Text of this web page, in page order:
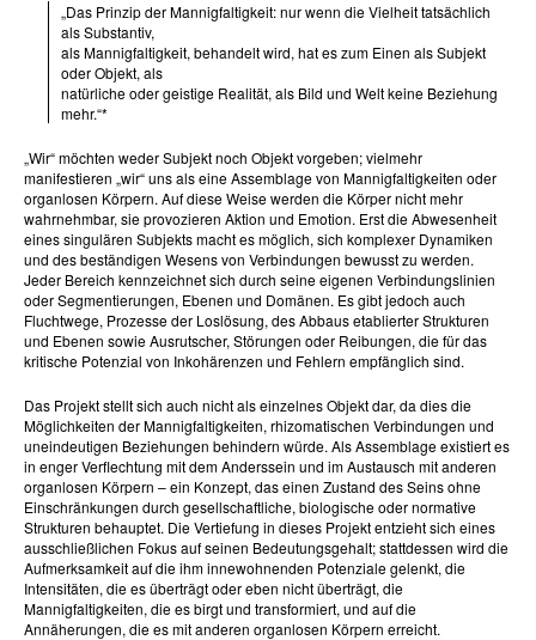
„Das Prinzip der Mannigfaltigkeit: nur wenn die Vielheit tatsächlich
als Substantiv,
als Mannigfaltigkeit, behandelt wird, hat es zum Einen als Subjekt
oder Objekt, als
natürliche oder geistige Realität, als Bild und Welt keine Beziehung
mehr.“*
„Wir“ möchten weder Subjekt noch Objekt vorgeben; vielmehr
manifestieren „wir“ uns als eine Assemblage von Mannigfaltigkeiten oder
organlosen Körpern. Auf diese Weise werden die Körper nicht mehr
wahrnehmbar, sie provozieren Aktion und Emotion. Erst die Abwesenheit
eines singulären Subjekts macht es möglich, sich komplexer Dynamiken
und des beständigen Wesens von Verbindungen bewusst zu werden.
Jeder Bereich kennzeichnet sich durch seine eigenen Verbindungslinien
oder Segmentierungen, Ebenen und Domänen. Es gibt jedoch auch
Fluchtwege, Prozesse der Loslösung, des Abbaus etablierter Strukturen
und Ebenen sowie Ausrutscher, Störungen oder Reibungen, die für das
kritische Potenzial von Inkohärenzen und Fehlern empfänglich sind.
Das Projekt stellt sich auch nicht als einzelnes Objekt dar, da dies die
Möglichkeiten der Mannigfaltigkeiten, rhizomatischen Verbindungen und
uneindeutigen Beziehungen behindern würde. Als Assemblage existiert es
in enger Verflechtung mit dem Anderssein und im Austausch mit anderen
organlosen Körpern – ein Konzept, das einen Zustand des Seins ohne
Einschränkungen durch gesellschaftliche, biologische oder normative
Strukturen behauptet. Die Vertiefung in dieses Projekt entzieht sich eines
ausschließlichen Fokus auf seinen Bedeutungsgehalt; stattdessen wird die
Aufmerksamkeit auf die ihm innewohnenden Potenziale gelenkt, die
Intensitäten, die es überträgt oder eben nicht überträgt, die
Mannigfaltigkeiten, die es birgt und transformiert, und auf die
Annäherungen, die es mit anderen organlosen Körpern erreicht.